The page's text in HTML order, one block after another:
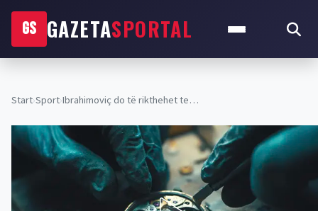
GS GAZETASPORTAL
Start›Sport›Ibrahimoviç do të rikthehet te…